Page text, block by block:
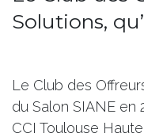
Solutions,
Le Club des
du Salon SIANE en
CCI Toulouse